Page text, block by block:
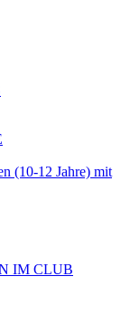
(10-12 Jahre) mit
IM CLUB